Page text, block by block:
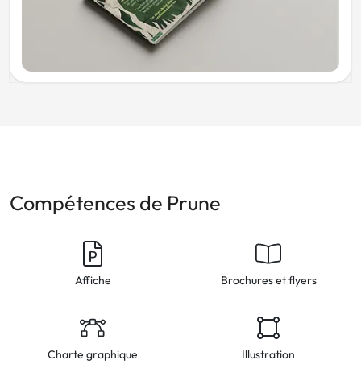
Compétences de Prune
Affiche Brochures et flyers
Charte graphique Illustration